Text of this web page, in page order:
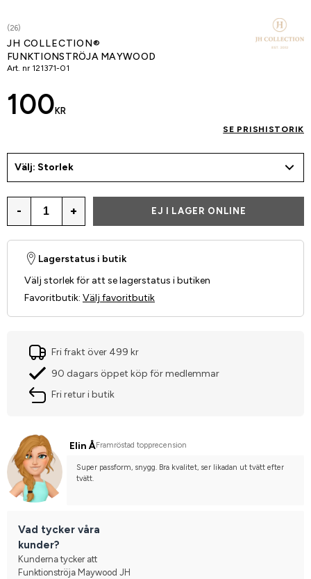
(26)
JH COLLECTION®
FUNKTIONSTRÖJA MAYWOOD
Art. nr 121371-01
100 KR
SE PRISHISTORIK
Välj: Storlek
- + EJ I LAGER ONLINE
Lagerstatus i butik
Välj storlek för att se lagerstatus i butiken
Favoritbutik: Välj favoritbutik
Fri frakt över 499 kr
90 dagars öppet köp för medlemmar
Fri retur i butik
Elin ÅFramröstad topprecension
Super passform, snygg. Bra kvalitet, ser likadan ut tvätt efter
tvätt.
Vad tycker våra
kunder?
Kunderna tycker att
Funktionströja Maywood JH